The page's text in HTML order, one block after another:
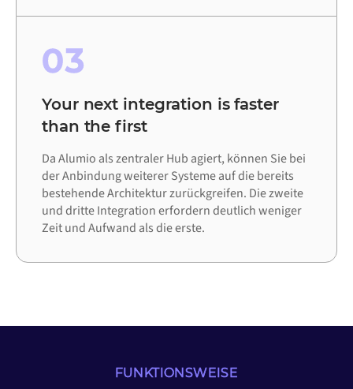
03
Your next integration is faster
than the first
Da Alumio als zentraler Hub agiert, können Sie bei
der Anbindung weiterer Systeme auf die bereits
bestehende Architektur zurückgreifen. Die zweite
und dritte Integration erfordern deutlich weniger
Zeit und Aufwand als die erste.
FUNKTIONSWEISE